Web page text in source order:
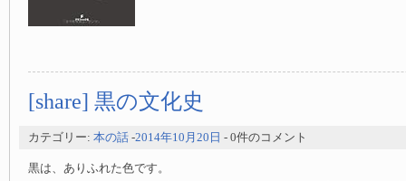
[share] 黒の文化史
カテゴリー: 本の話 -2014年10月20日 - 0件のコメント
黒は、ありふれた色です。